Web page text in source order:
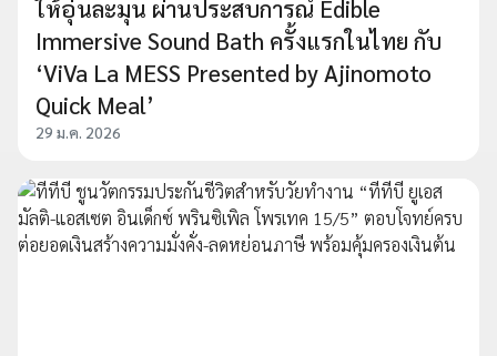
ให้อุ่นละมุน ผ่านประสบการณ์ Edible
Immersive Sound Bath ครั้งแรกในไทย กับ
‘ViVa La MESS Presented by Ajinomoto
Quick Meal’
29 ม.ค. 2026